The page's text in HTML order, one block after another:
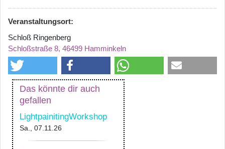
Veranstaltungsort:
Schloß Ringenberg
Schloßstraße 8, 46499 Hamminkeln
Das könnte dir auch
gefallen
LightpainitingWorkshop
Sa., 07.11.26